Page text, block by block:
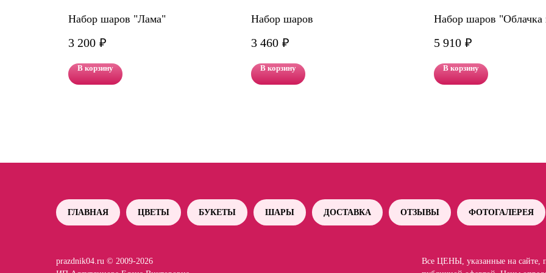
Набор шаров "Лама"
3 200 ₽
В корзину
Набор шаров
3 460 ₽
В корзину
Набор шаров "Облачка
5 910 ₽
В корзину
ГЛАВНАЯ ЦВЕТЫ БУКЕТЫ ШАРЫ ДОСТАВКА ОТЗЫВЫ ФОТОГАЛЕРЕЯ
prazdnik04.ru © 2009-2026
Все ЦЕНЫ, указанные на сайте,